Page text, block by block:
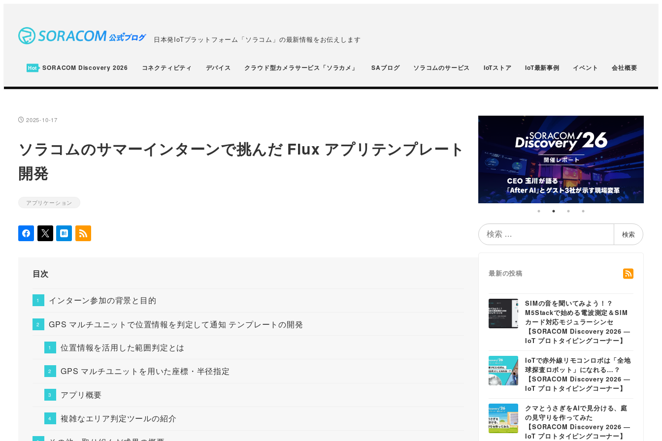
ン
日本発IoTプラットフォーム「ソラコム」の最新情報をお伝えします
SORACOM Discovery 2026 コネクティビティ デバイス クラウド型カメラサービス「ソラカメ」 SAブログ ソラコムのサービス IoTストア IoT最新事例 イベント 会社概要
投稿日
2025-10-17
ソラコムのサマーインターンで挑んだ Flux アプリテンプレート
開発
カテゴリー
アプリケーション
目次
インターン参加の背景と目的
GPS マルチユニットで位置情報を判定して通知 テンプレートの開発
位置情報を活用した範囲判定とは
GPS マルチユニットを用いた座標・半径指定
アプリ概要
複雑なエリア判定ツールの紹介
検
索
検索
最新の投稿
SIMの音を聞いてみよう！？
M5Stackで始める電波測定＆SIM
カード対応モジュラーシンセ
【SORACOM Discovery 2026 ―
IoT プロトタイピングコーナー】
IoTで赤外線リモコンロボは「全地
球探査ロボット」になれる…？
【SORACOM Discovery 2026 ―
IoT プロトタイピングコーナー】
クマとうさぎをAIで見分ける、庭
の見守りを作ってみた
【SORACOM Discovery 2026 ―
IoT プロトタイピングコーナー】